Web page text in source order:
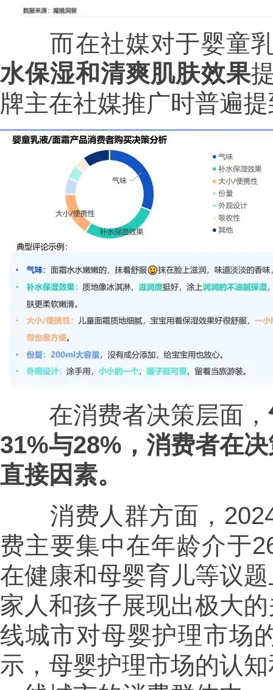
而在社媒对于婴童乳
水保湿和清爽肌肤效果
牌主在社媒推广时普遍
在消费者决策层面，
31%与28%，消费者在
直接因素。
消费人群方面，2024
费主要集中在年龄介于
在健康和母婴育儿等议
家人和孩子展现出极大
线城市对母婴护理市场
示，母婴护理市场的认